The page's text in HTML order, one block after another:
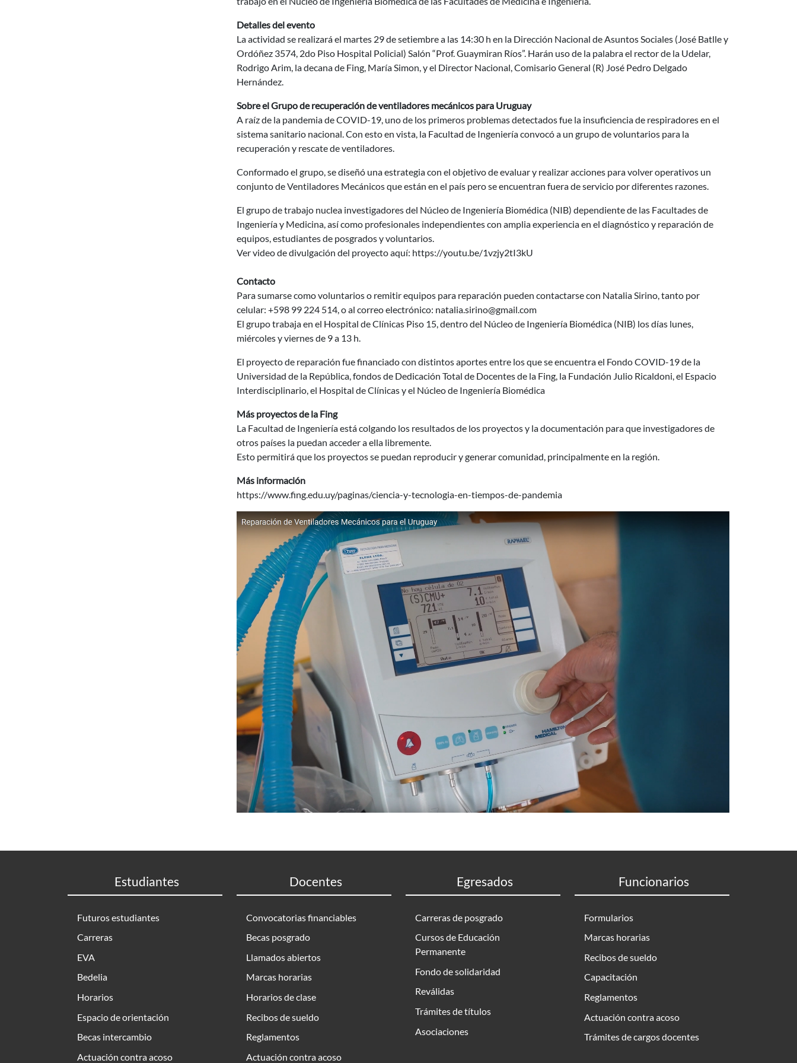
Detalles del evento
La actividad se realizará el martes 29 de setiembre a las 14:30 h en la Dirección Nacional de Asuntos Sociales (José Batlle y
Ordóñez 3574, 2do Piso Hospital Policial) Salón “Prof. Guaymiran Ríos”. Harán uso de la palabra el rector de la Udelar,
Rodrigo Arim, la decana de Fing, María Simon, y el Director Nacional, Comisario General (R) José Pedro Delgado
Hernández.
Sobre el Grupo de recuperación de ventiladores mecánicos para Uruguay
A raíz de la pandemia de COVID-19, uno de los primeros problemas detectados fue la insuficiencia de respiradores en el
sistema sanitario nacional. Con esto en vista, la Facultad de Ingeniería convocó a un grupo de voluntarios para la
recuperación y rescate de ventiladores.
Conformado el grupo, se diseñó una estrategia con el objetivo de evaluar y realizar acciones para volver operativos un
conjunto de Ventiladores Mecánicos que están en el país pero se encuentran fuera de servicio por diferentes razones.
El grupo de trabajo nuclea investigadores del Núcleo de Ingeniería Biomédica (NIB) dependiente de las Facultades de
Ingeniería y Medicina, así como profesionales independientes con amplia experiencia en el diagnóstico y reparación de
equipos, estudiantes de posgrados y voluntarios.
Ver video de divulgación del proyecto aquí: https://youtu.be/1vzjy2tI3kU
Contacto
Para sumarse como voluntarios o remitir equipos para reparación pueden contactarse con Natalia Sirino, tanto por
celular: +598 99 224 514, o al correo electrónico: natalia.sirino@gmail.com
El grupo trabaja en el Hospital de Clínicas Piso 15, dentro del Núcleo de Ingeniería Biomédica (NIB) los días lunes,
miércoles y viernes de 9 a 13 h.
El proyecto de reparación fue financiado con distintos aportes entre los que se encuentra el Fondo COVID-19 de la
Universidad de la República, fondos de Dedicación Total de Docentes de la Fing, la Fundación Julio Ricaldoni, el Espacio
Interdisciplinario, el Hospital de Clínicas y el Núcleo de Ingeniería Biomédica
Más proyectos de la Fing
La Facultad de Ingeniería está colgando los resultados de los proyectos y la documentación para que investigadores de
otros países la puedan acceder a ella libremente.
Esto permitirá que los proyectos se puedan reproducir y generar comunidad, principalmente en la región.
Más información
https://www.fing.edu.uy/paginas/ciencia-y-tecnologia-en-tiempos-de-pandemia
Estudiantes
Futuros estudiantes
Carreras
EVA
Bedelia
Horarios
Espacio de orientación
Becas intercambio
Actuación contra acoso
Docentes
Convocatorias financiables
Becas posgrado
Llamados abiertos
Marcas horarias
Horarios de clase
Recibos de sueldo
Reglamentos
Actuación contra acoso
Egresados
Carreras de posgrado
Cursos de Educación
Permanente
Fondo de solidaridad
Reválidas
Trámites de títulos
Asociaciones
Funcionarios
Formularios
Marcas horarias
Recibos de sueldo
Capacitación
Reglamentos
Actuación contra acoso
Trámites de cargos docentes